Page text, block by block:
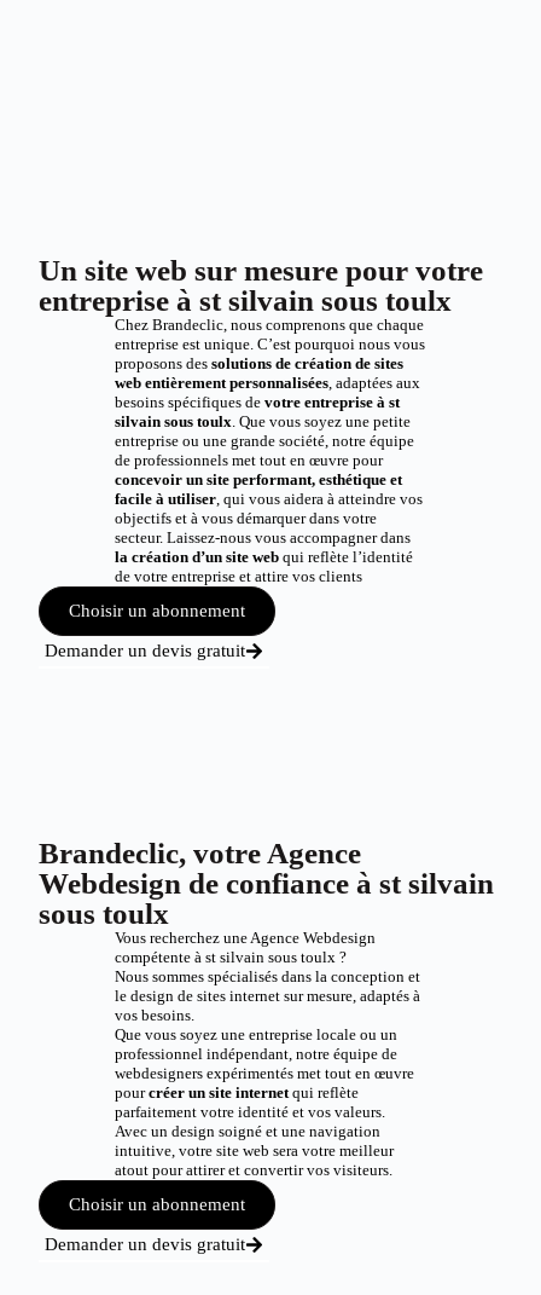
Un site web sur mesure pour votre
entreprise à st silvain sous toulx
Chez Brandeclic, nous comprenons que chaque
entreprise est unique. C’est pourquoi nous vous
proposons des solutions de création de sites
web entièrement personnalisées, adaptées aux
besoins spécifiques de votre entreprise à st
silvain sous toulx. Que vous soyez une petite
entreprise ou une grande société, notre équipe
de professionnels met tout en œuvre pour
concevoir un site performant, esthétique et
facile à utiliser, qui vous aidera à atteindre vos
objectifs et à vous démarquer dans votre
secteur. Laissez-nous vous accompagner dans
la création d’un site webqui reflète l’identité
de votre entreprise et attire vos clients
Choisir un abonnement
Demander un devis gratuit
Brandeclic, votre Agence
Webdesign de confiance à st silvain
sous toulx
Vous recherchez une Agence Webdesign
compétente à st silvain sous toulx ?
Nous sommes spécialisés dans la conception et
le design de sites internet sur mesure, adaptés à
vos besoins.
Que vous soyez une entreprise locale ou un
professionnel indépendant, notre équipe de
webdesigners expérimentés met tout en œuvre
pourcréer un site internetqui reflète
parfaitement votre identité et vos valeurs.
Avec un design soigné et une navigation
intuitive, votre site web sera votre meilleur
atout pour attirer et convertir vos visiteurs.
Choisir un abonnement
Demander un devis gratuit